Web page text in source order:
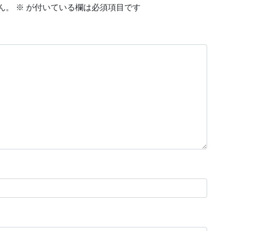
。 ※ が付いている欄は必須項目です